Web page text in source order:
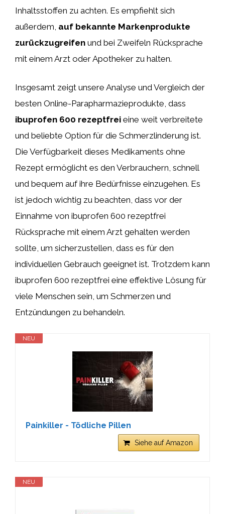
Inhaltsstoffen zu achten. Es empfiehlt sich
außerdem, auf bekannte Markenprodukte
zurückzugreifen und bei Zweifeln Rücksprache
mit einem Arzt oder Apotheker zu halten.
Insgesamt zeigt unsere Analyse und Vergleich der
besten Online-Parapharmazieprodukte, dass
ibuprofen 600 rezeptfrei eine weit verbreitete
und beliebte Option für die Schmerzlinderung ist.
Die Verfügbarkeit dieses Medikaments ohne
Rezept ermöglicht es den Verbrauchern, schnell
und bequem auf ihre Bedürfnisse einzugehen. Es
ist jedoch wichtig zu beachten, dass vor der
Einnahme von ibuprofen 600 rezeptfrei
Rücksprache mit einem Arzt gehalten werden
sollte, um sicherzustellen, dass es für den
individuellen Gebrauch geeignet ist. Trotzdem kann
ibuprofen 600 rezeptfrei eine effektive Lösung für
viele Menschen sein, um Schmerzen und
Entzündungen zu behandeln.
NEU
Painkiller - Tödliche Pillen
Siehe auf Amazon
NEU